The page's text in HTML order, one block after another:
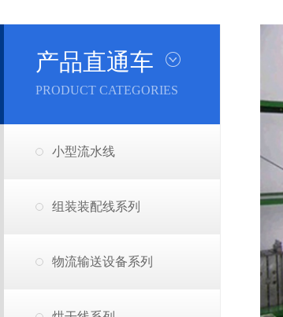
产品直通车
PRODUCT CATEGORIES
小型流水线
组装装配线系列
物流输送设备系列